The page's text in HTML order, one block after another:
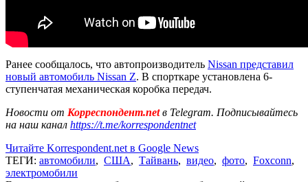
Ранее сообщалось, что автопроизводитель Nissan представил
новый автомобиль Nissan Z. В спорткаре установлена 6-
ступенчатая механическая коробка передач.
Новости от Корреспондент.netв Telegram. Подписывайтесь
на наш канал https://t.me/korrespondentnet
Читайте Korrespondent.net в Google News
ТЕГИ: автомобили, США, Тайвань, видео, фото, Foxconn,
электромобили